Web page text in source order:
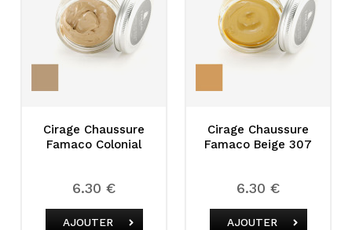
Cirage Chaussure
Famaco Colonial
6.30 €
AJOUTER
Cirage Chaussure
Famaco Beige 307
6.30 €
AJOUTER